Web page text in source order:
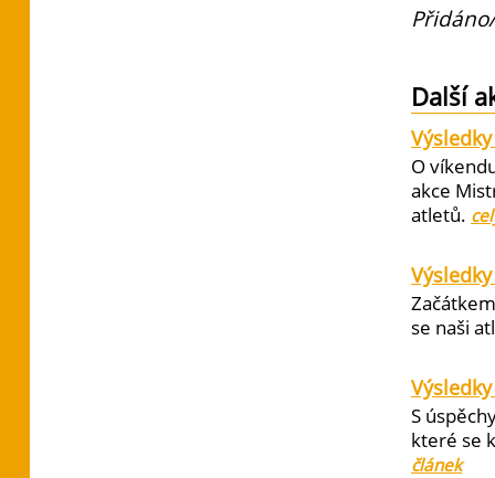
Další
O
akce
atletů.
se naši
S
které se
článek